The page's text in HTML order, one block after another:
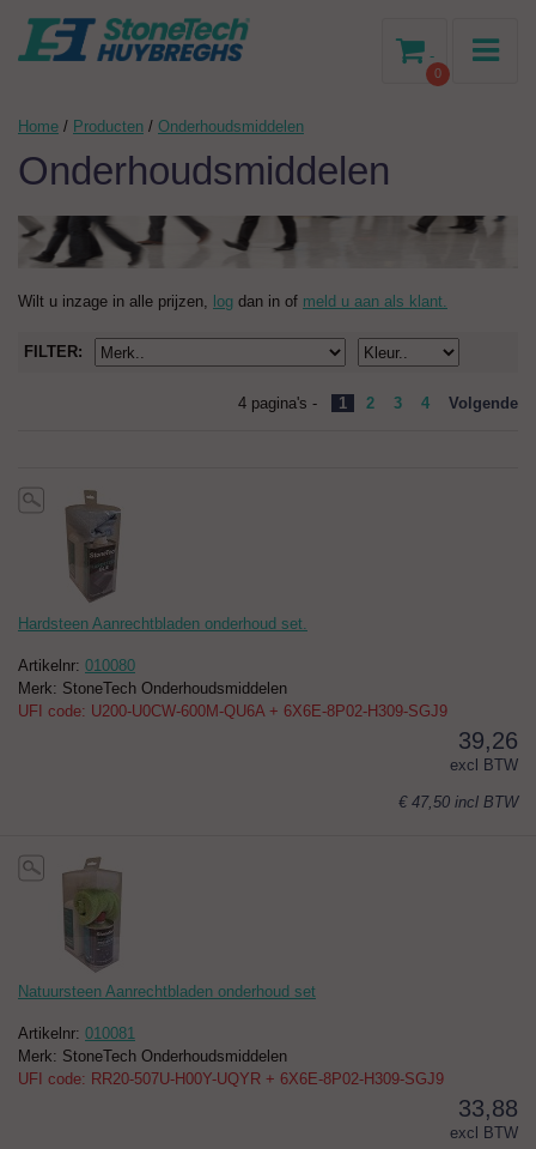
0
-
Home / Producten / Onderhoudsmiddelen
Onderhoudsmiddelen
Wilt u inzage in alle prijzen, log dan in of meld u aan als klant.
FILTER:
4 pagina's - 1 2 3 4 Volgende
Hardsteen Aanrechtbladen onderhoud set.
Artikelnr: 010080
Merk: StoneTech Onderhoudsmiddelen
UFI code: U200-U0CW-600M-QU6A + 6X6E-8P02-H309-SGJ9
39,26
excl BTW
€ 47,50 incl BTW
Natuursteen Aanrechtbladen onderhoud set
Artikelnr: 010081
Merk: StoneTech Onderhoudsmiddelen
UFI code: RR20-507U-H00Y-UQYR + 6X6E-8P02-H309-SGJ9
33,88
excl BTW